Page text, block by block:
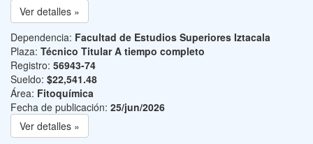
Ver detalles »
Dependencia: Facultad de Estudios Superiores Iztacala
Plaza: Técnico Titular A tiempo completo
Registro: 56943-74
Sueldo: $22,541.48
Área: Fitoquímica
Fecha de publicación: 25/jun/2026
Ver detalles »